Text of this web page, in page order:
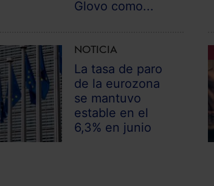
Glovo como...
NOTICIA
La tasa de paro
de la eurozona
se mantuvo
estable en el
6,3% en junio